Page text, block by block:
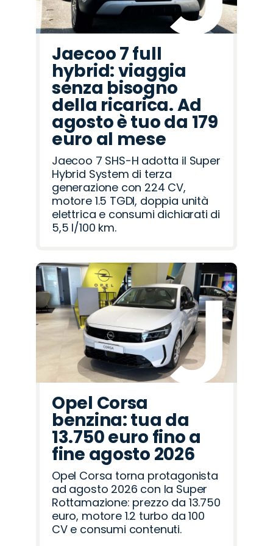
Jaecoo 7 full
hybrid: viaggia
senza bisogno
della ricarica. Ad
agosto è tuo da 179
euro al mese
Jaecoo 7 SHS-H adotta il Super
Hybrid System di terza
generazione con 224 CV,
motore 1.5 TGDI, doppia unità
elettrica e consumi dichiarati di
5,5 l/100 km.
Opel Corsa
benzina: tua da
13.750 euro fino a
fine agosto 2026
Opel Corsa torna protagonista
ad agosto 2026 con la Super
Rottamazione: prezzo da 13.750
euro, motore 1.2 turbo da 100
CV e consumi contenuti.